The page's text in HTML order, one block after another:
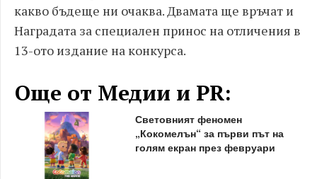
какво бъдеще ни очаква. Двамата ще връчат и
Наградата за специален принос на отличения в
13-ото издание на конкурса.
Още от Медии и PR:
Световният феномен
„Кокомелън“ за първи път на
голям екран през февруари